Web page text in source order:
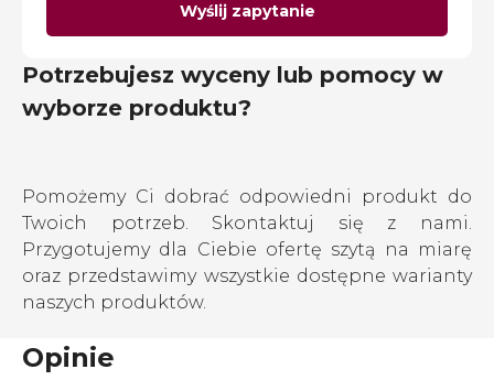
Wyślij zapytanie
Potrzebujesz wyceny lub pomocy w
wyborze produktu?
Pomożemy Ci dobrać odpowiedni produkt do
Twoich potrzeb. Skontaktuj się z nami.
Przygotujemy dla Ciebie ofertę szytą na miarę
oraz przedstawimy wszystkie dostępne warianty
naszych produktów.
Opinie